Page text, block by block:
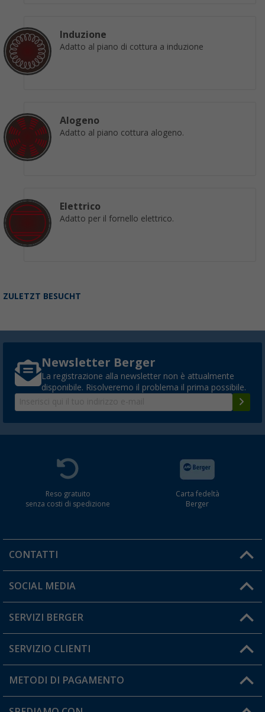
Induzione
Adatto al piano di cottura a induzione
Alogeno
Adatto al piano cottura alogeno.
Elettrico
Adatto per il fornello elettrico.
ZULETZT BESUCHT
Newsletter Berger
La registrazione alla newsletter non è attualmente
disponibile. Risolveremo il problema il prima possibile.
Reso gratuito
senza costi di spedizione
Carta fedeltà
Berger
CONTATTI
Orari di apertura del servizio:
Hai una domanda?
SOCIAL MEDIA
SERVIZI BERGER
Diventare rivenditori
Il mio Account
SERVIZIO CLIENTI
Informazioni sulla spedizione
Resi
METODI DI PAGAMENTO